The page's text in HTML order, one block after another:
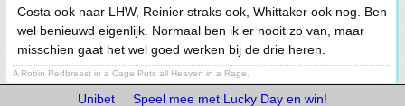
Costa ook naar LHW, Reinier straks ook, Whittaker ook nog. Ben
wel benieuwd eigenlijk. Normaal ben ik er nooit zo van, maar
misschien gaat het wel goed werken bij de drie heren.
A Robin Redbreast in a Cage Puts all Heaven in a Rage.
Unibet Speel mee met Lucky Day en win!